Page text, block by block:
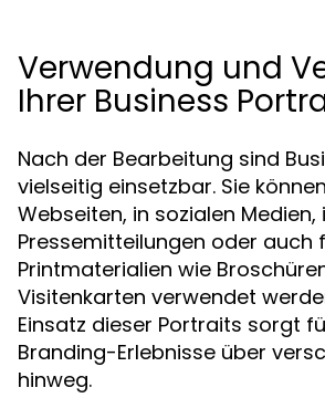
Verwendung und
Ihrer Business
Nach der Bearbeitung sind
vielseitig einsetzbar. Sie
Webseiten, in sozialen Medien,
Pressemitteilungen oder auch
Printmaterialien wie
Visitenkarten verwendet
Einsatz dieser Portraits sorgt
Branding-Erlebnisse über
hinweg.